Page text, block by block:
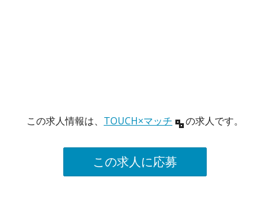
この求人情報は、 TOUCH×マッチ の求人です。
この求人に応募